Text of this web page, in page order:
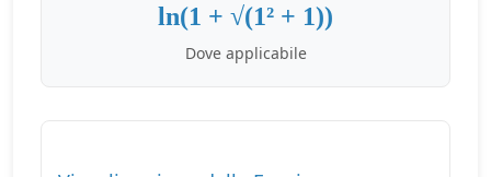
ln(1 + √(1² + 1))
Dove applicabile